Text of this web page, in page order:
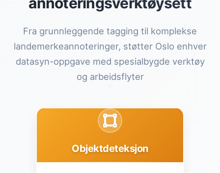
Fra grunnleggende tagging til komplekse
landemerkeannoteringer, støtter Oslo enhver
datasyn-oppgave med spesialbygde verktøy
og arbeidsflyter
Objektdeteksjon